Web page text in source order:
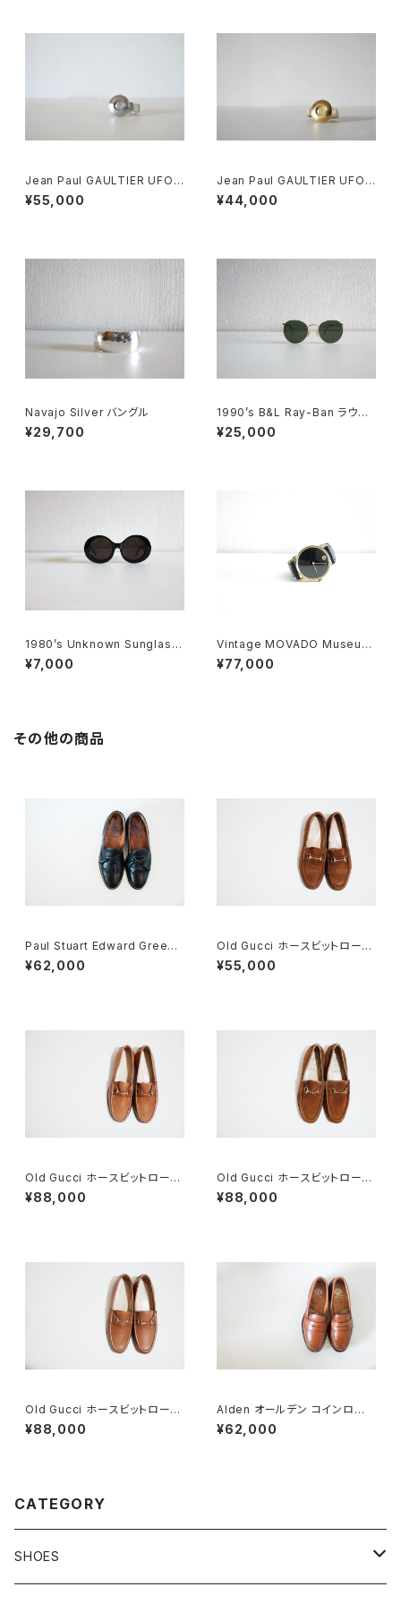
Jean Paul GAULTIER UFO
Watch Silver
¥55,000
Jean Paul GAULTIER UFO
Watch
¥44,000
Navajo Silver バングル
¥29,700
1990’s B&L Ray-Ban ラウン
ドメタル
¥25,000
1980’s Unknown Sunglass
es
¥7,000
Vintage MOVADO Museum
Watch
¥77,000
その他の商品
Paul Stuart Edward Green
製 タッセルブローグ 7D
¥62,000
Old Gucci ホースビットローフ
ァー 36C Brown Suede
¥55,000
Old Gucci ホースビットローフ
ァー 5.5B Tan DEADSTOCK
¥88,000
Old Gucci ホースビットローフ
ァー 5.5B DEADSTOCK Bro
wn Suede
¥88,000
Old Gucci ホースビットローフ
ァー 38.5C tan ほぼDeadsto
ck
¥88,000
Alden オールデン コインローフ
ァー #985 6E 旧ロゴ
¥62,000
CATEGORY
SHOES